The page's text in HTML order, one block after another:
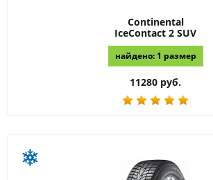
Continental
IceContact 2 SUV
найдено: 1 размер
11280 руб.